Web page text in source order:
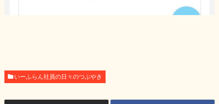
いーふらん社員の日々のつぶやき